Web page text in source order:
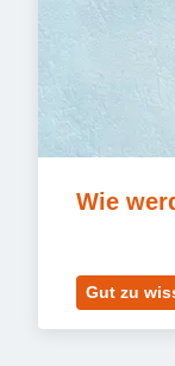
Wie
Gut zu